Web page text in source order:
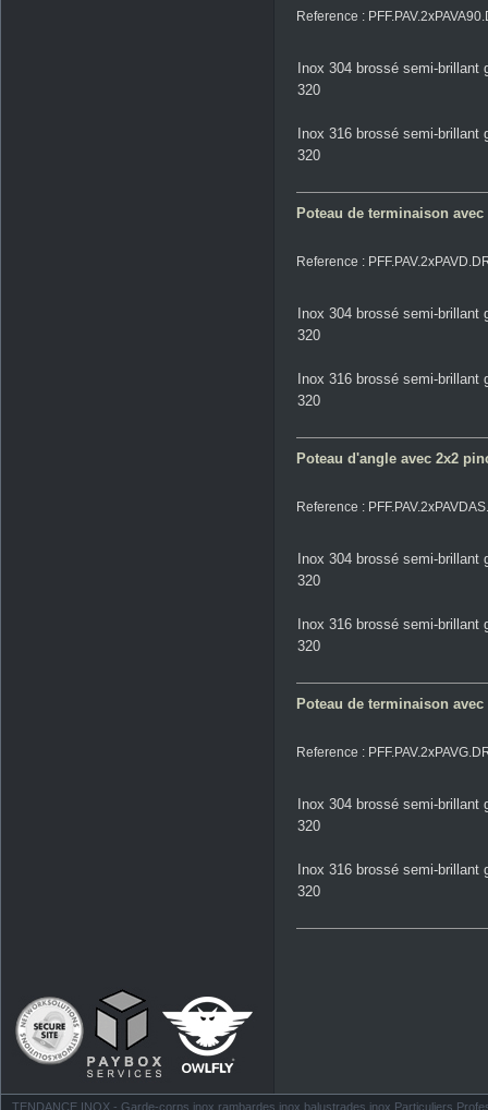
Reference :
Inox 304 brossé semi-brillant
320
Inox 316 brossé semi-brillant
320
Poteau de terminaison
Reference :
Inox 304 brossé semi-brillant
320
Inox 316 brossé semi-brillant
320
Poteau d'angle avec 2x2
Reference :
Inox 304 brossé semi-brillant
320
Inox 316 brossé semi-brillant
320
Poteau de terminaison
Reference :
Inox 304 brossé semi-brillant
320
Inox 316 brossé semi-brillant
320
TENDANCE INOX - Garde-corps inox rambardes inox balustrades inox Particuliers